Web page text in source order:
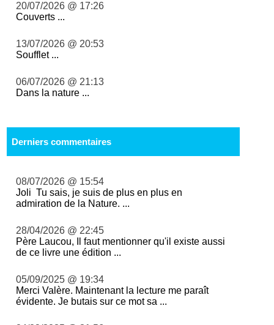
20/07/2026 @ 17:26
Couverts ...
13/07/2026 @ 20:53
Soufflet ...
06/07/2026 @ 21:13
Dans la nature ...
Derniers commentaires
08/07/2026 @ 15:54
Joli Tu sais, je suis de plus en plus en
admiration de la Nature. ...
28/04/2026 @ 22:45
Père Laucou, Il faut mentionner qu'il existe aussi
de ce livre une édition ...
05/09/2025 @ 19:34
Merci Valère. Maintenant la lecture me paraît
évidente. Je butais sur ce mot sa ...